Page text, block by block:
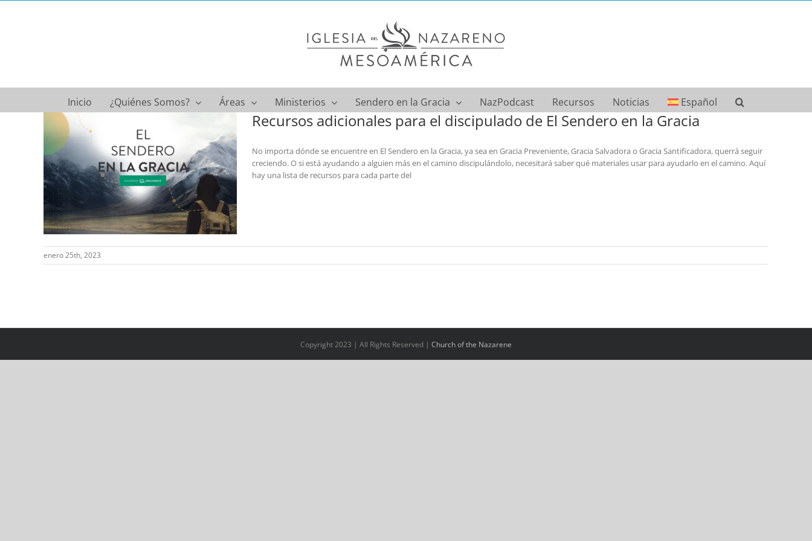
Inicio ¿Quiénes Somos? Áreas Ministerios Sendero en la Gracia NazPodcast Recursos Noticias Español
Recursos adicionales para el discipulado de El Sendero en la Gracia
No importa dónde se encuentre en El Sendero en la Gracia, ya sea en Gracia Preveniente, Gracia Salvadora o Gracia Santificadora, querrá seguir
creciendo. O si está ayudando a alguien más en el camino discipulándolo, necesitará saber qué materiales usar para ayudarlo en el camino. Aquí
hay una lista de recursos para cada parte del
enero 25th, 2023
Copyright 2023 | All Rights Reserved | Church of the Nazarene